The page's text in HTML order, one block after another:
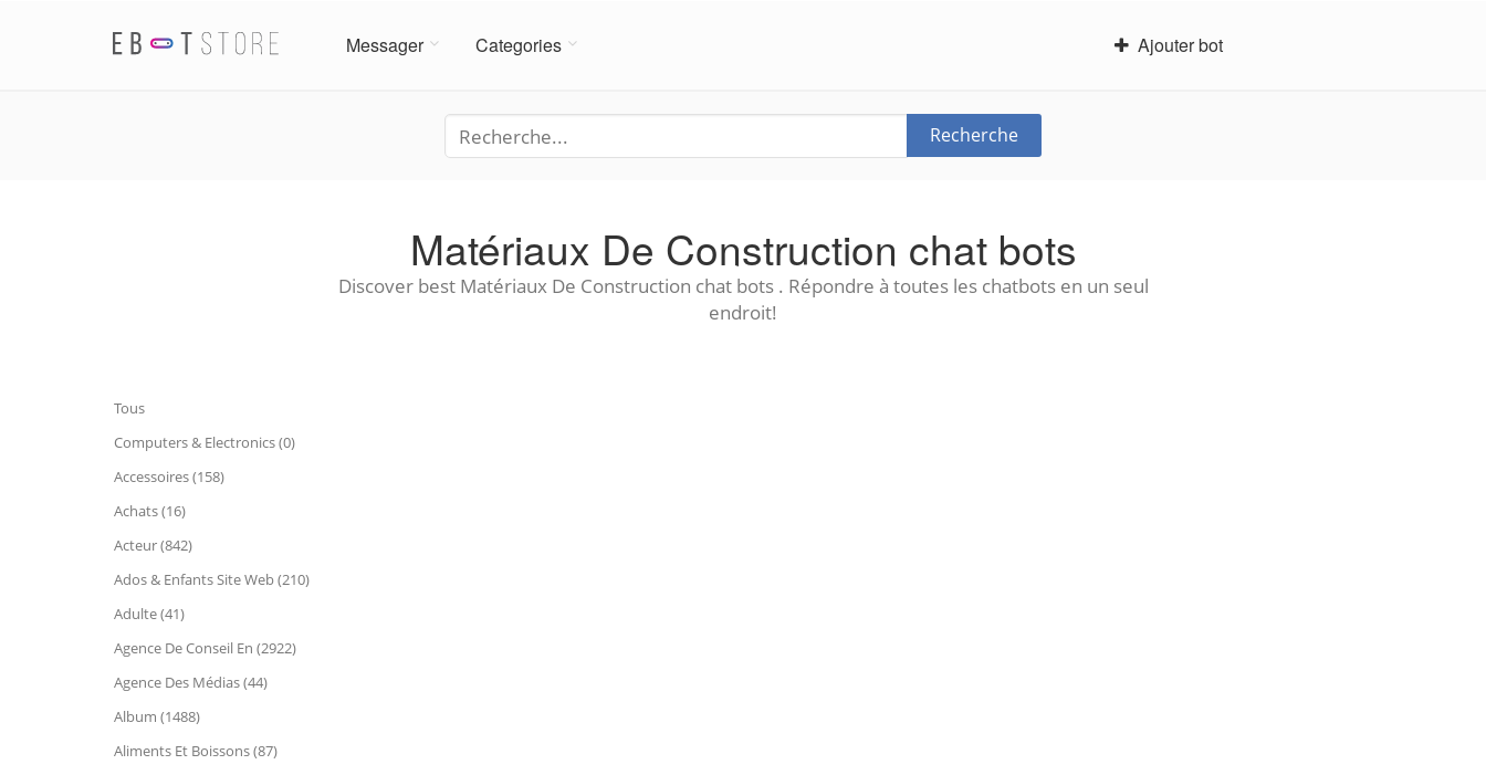
Messager Categories Ajouter bot
Recherche
Matériaux De Construction chat bots
Discover best Matériaux De Construction chat bots . Répondre à toutes les chatbots en un seul
endroit!
Tous
Computers & Electronics (0)
Accessoires (158)
Achats (16)
Acteur (842)
Ados & Enfants Site Web (210)
Adulte (41)
Agence De Conseil En (2922)
Agence Des Médias (44)
Album (1488)
Aliments Et Boissons (87)